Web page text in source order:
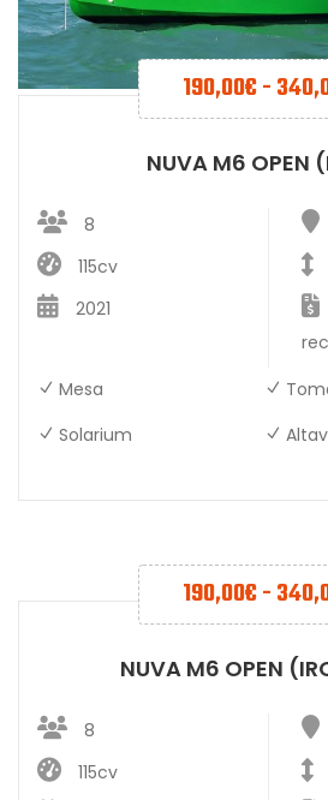
190,00€-
NUVA M6 OPEN
8
115cv
2021
Mesa
Solarium
190,00€-
NUVA M6 OPEN
8
115cv